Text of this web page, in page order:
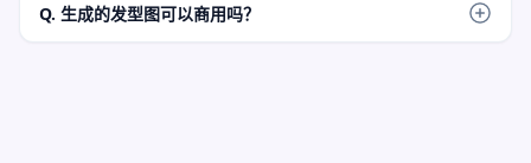
觉参考；它是灵感，不是最终剪发保证。
Q. 生成的发型图可以商用吗？